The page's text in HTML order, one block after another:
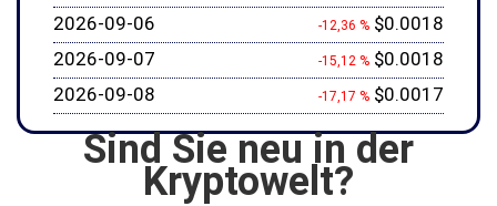
2026-09-06
-12,36 % $0.0018
2026-09-07
-15,12 % $0.0018
2026-09-08
-17,17 % $0.0017
Sind Sie neu in der
Kryptowelt?